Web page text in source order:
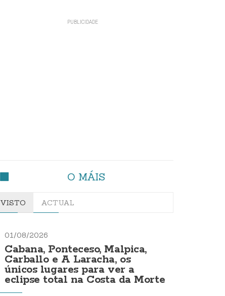
O MÁIS
VISTO ACTUAL
01/08/2026
Cabana, Ponteceso, Malpica,
Carballo e A Laracha, os
únicos lugares para ver a
eclipse total na Costa da Morte